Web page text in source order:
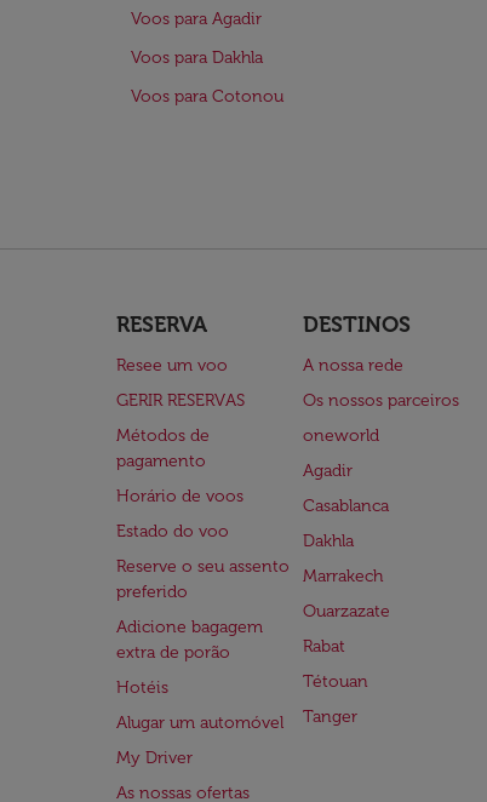
Voos para Agadir
Voos para Dakhla
Voos para Cotonou
RESERVA
Resee um voo
GERIR RESERVAS
Métodos de
pagamento
Horário de voos
Estado do voo
Reserve o seu assento
preferido
Adicione bagagem
extra de porão
Hotéis
Alugar um automóvel
My Driver
As nossas ofertas
DESTINOS
A nossa rede
Os nossos parceiros
oneworld
Agadir
Casablanca
Dakhla
Marrakech
Ouarzazate
Rabat
Tétouan
Tanger